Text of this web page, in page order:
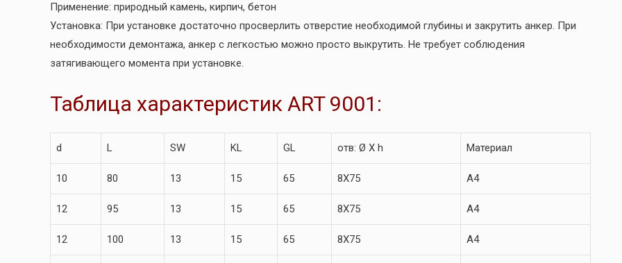
Применение: природный камень, кирпич, бетон
Установка: При установке достаточно просверлить отверстие необходимой глубины и закрутить анкер. При
необходимости демонтажа, анкер с легкостью можно просто выкрутить. Не требует соблюдения
затягивающего момента при установке.
Таблица характеристик ART 9001:
d L SW KL GL отв: Ø X h Материал
10 80 13 15 65 8X75 A4
12 95 13 15 65 8X75 A4
12 100 13 15 65 8X75 A4